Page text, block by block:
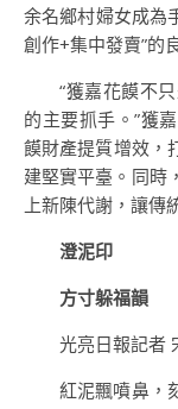
余名鄉村婦女成為
創作+集中發賣”的
“獲嘉花饃不
的主要抓手。”獲
饃財產提質增效，
建堅實平臺。同時
上新陳代謝，讓傳
澄泥印
方寸躲福韻
光亮日報記者
紅泥飄噴鼻，